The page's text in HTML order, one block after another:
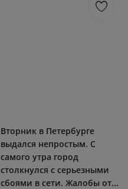
Вторник в Петербурге
выдался непростым. С
самого утра город
столкнулся с серьезными
сбоями в сети. Жалобы от...